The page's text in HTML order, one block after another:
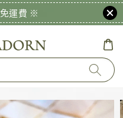
運費 ※